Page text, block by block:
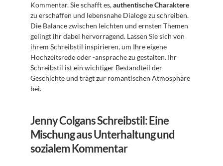
Kommentar. Sie schafft es, authentische Charaktere
zu erschaffen und lebensnahe Dialoge zu schreiben.
Die Balance zwischen leichten und ernsten Themen
gelingt ihr dabei hervorragend. Lassen Sie sich von
ihrem Schreibstil inspirieren, um Ihre eigene
Hochzeitsrede oder -ansprache zu gestalten. Ihr
Schreibstil ist ein wichtiger Bestandteil der
Geschichte und trägt zur romantischen Atmosphäre
bei.
Jenny Colgans Schreibstil: Eine
Mischung aus Unterhaltung und
sozialem Kommentar